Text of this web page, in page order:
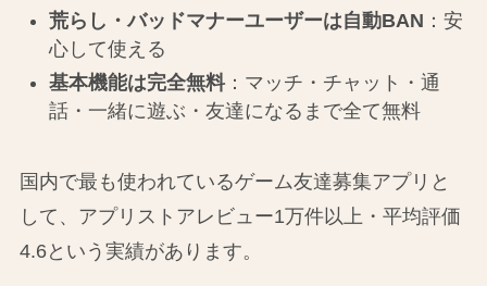
荒らし・バッドマナーユーザーは自動BAN ：安
心して使える
基本機能は完全無料：マッチ・チャット・通
話・一緒に遊ぶ・友達になるまで全て無料
国内で最も使われているゲーム友達募集アプリと
して、アプリストアレビュー1万件以上・平均評価
4.6という実績があります。